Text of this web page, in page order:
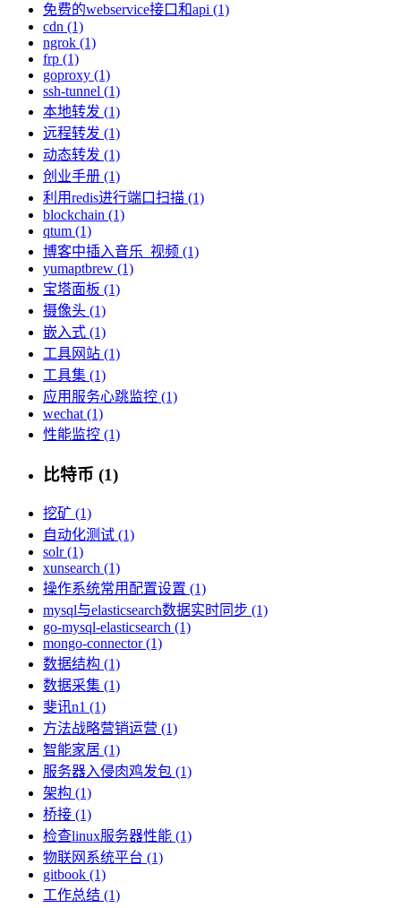
免费的webservice接口和api (1)
cdn (1)
ngrok (1)
frp (1)
goproxy (1)
ssh-tunnel (1)
本地转发 (1)
远程转发 (1)
动态转发 (1)
创业手册 (1)
利用redis进行端口扫描 (1)
blockchain (1)
qtum (1)
博客中插入音乐_视频 (1)
yumaptbrew (1)
宝塔面板 (1)
摄像头 (1)
嵌入式 (1)
工具网站 (1)
工具集 (1)
应用服务心跳监控 (1)
wechat (1)
性能监控 (1)
比特币 (1)
挖矿 (1)
自动化测试 (1)
solr (1)
xunsearch (1)
操作系统常用配置设置 (1)
mysql与elasticsearch数据实时同步 (1)
go-mysql-elasticsearch (1)
mongo-connector (1)
数据结构 (1)
数据采集 (1)
斐讯n1 (1)
方法战略营销运营 (1)
智能家居 (1)
服务器入侵肉鸡发包 (1)
架构 (1)
桥接 (1)
检查linux服务器性能 (1)
物联网系统平台 (1)
gitbook (1)
工作总结 (1)